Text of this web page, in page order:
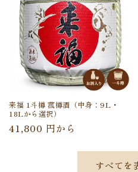
来福 1斗樽 菰樽酒（中身：9L・
18Lから選択）
通
41,800 円から
すべてを